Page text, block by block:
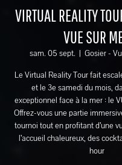
VIRTUAL REALITY
VUE SUR
sam. 05 sept.
  |
Gosier -
Le Virtual Reality Tour fait
et le 3e samedi du mois,
exceptionnel face à la mer : le
Offrez-vous une partie
tournoi tout en profitant d’une
l’accueil chaleureux, des
hour